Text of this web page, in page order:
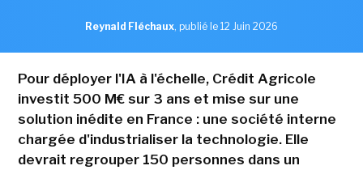
Reynald Fléchaux, publié le 12 Juin 2026
Pour déployer l'IA à l'échelle, Crédit Agricole
investit 500 M€ sur 3 ans et mise sur une
solution inédite en France : une société interne
chargée d'industrialiser la technologie. Elle
devrait regrouper 150 personnes dans un